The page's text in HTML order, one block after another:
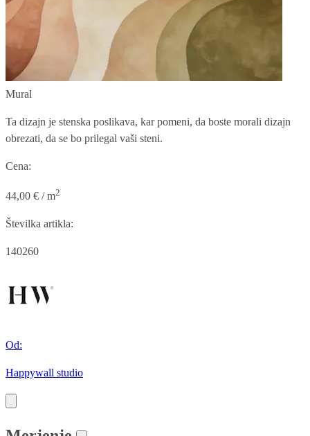
Mural
Ta dizajn je stenska poslikava, kar pomeni, da boste morali dizajn
obrezati, da se bo prilegal vaši steni.
Cena:
44,00 € / m2
Številka artikla:
140260
Od:
Happywall studio